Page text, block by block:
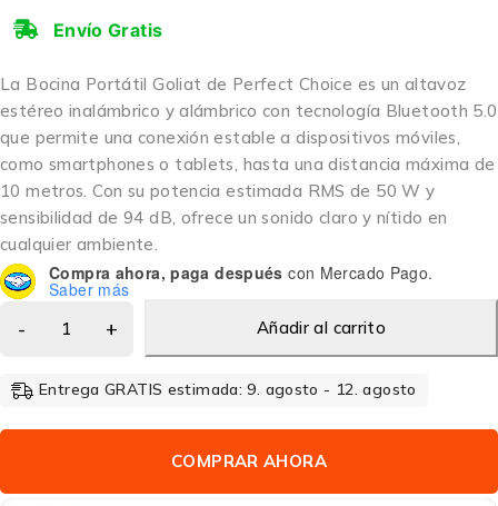
Envío Gratis
La Bocina Portátil Goliat de Perfect Choice es un altavoz
estéreo inalámbrico y alámbrico con tecnología Bluetooth 5.0
que permite una conexión estable a dispositivos móviles,
como smartphones o tablets, hasta una distancia máxima de
10 metros. Con su potencia estimada RMS de 50 W y
sensibilidad de 94 dB, ofrece un sonido claro y nítido en
cualquier ambiente.
Compra ahora, paga después con Mercado Pago.
Saber más
Añadir al carrito
Entrega GRATIS estimada: 9. agosto - 12. agosto
COMPRAR AHORA